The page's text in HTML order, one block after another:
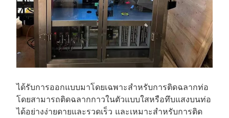
ได้รับการออกแบบมาโดยเฉพาะสำหรับการติดฉลากท่อ
โดยสามารถติดฉลากกาวในตัวแบบใสหรือทึบแสงบนท่อ
ได้อย่างง่ายดายและรวดเร็ว และเหมาะสำหรับการติด